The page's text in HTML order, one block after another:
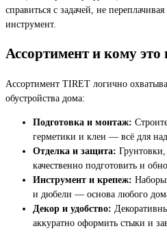
справиться с задачей, не
инструмент.
Ассортимент и кому это
Ассортимент TIRET логично
обустройства дома:
Подготовка и монтаж:
герметики и клеи — всё для
Отделка и защита:
качественно подготовить и
Инструмент и крепеж: Наборы
и дюбели — основа любого
Декор и удобство:
аккуратно оформить стыки и